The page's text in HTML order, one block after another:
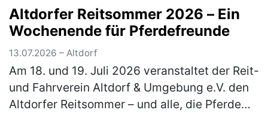
Am 15. Juli macht der Welttag für den …
(mehr)
Altdorfer Reitsommer 2026 – Ein
Wochenende für Pferdefreunde
13.07.2026 – Altdorf
Am 18. und 19. Juli 2026 veranstaltet der Reit-
und Fahrverein Altdorf & Umgebung e.V. den
Altdorfer Reitsommer – und alle, die Pferde